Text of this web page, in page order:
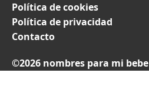
Política de cookies
Política de privacidad
Contacto
©2026 nombres para mi bebe